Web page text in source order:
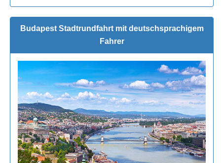
Budapest Stadtrundfahrt mit deutschsprachigem
Fahrer